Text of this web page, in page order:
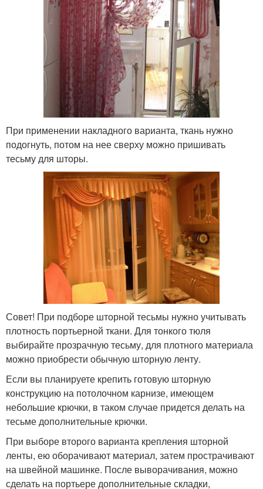
При применении накладного варианта, ткань нужно
подогнуть, потом на нее сверху можно пришивать
тесьму для шторы.
Совет! При подборе шторной тесьмы нужно учитывать
плотность портьерной ткани. Для тонкого тюля
выбирайте прозрачную тесьму, для плотного материала
можно приобрести обычную шторную ленту.
Если вы планируете крепить готовую шторную
конструкцию на потолочном карнизе, имеющем
небольшие крючки, в таком случае придется делать на
тесьме дополнительные крючки.
При выборе второго варианта крепления шторной
ленты, ею оборачивают материал, затем прострачивают
на швейной машинке. После выворачивания, можно
сделать на портьере дополнительные складки,